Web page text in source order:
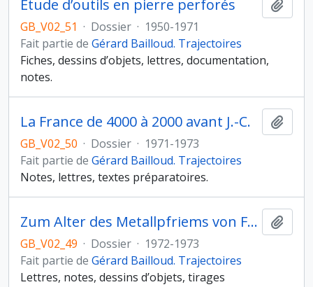
Etude d’outils en pierre perforés
GB_V02_51 · Dossier · 1950-1971
Fait partie de Gérard Bailloud. Trajectoires
Fiches, dessins d’objets, lettres, documentation,
notes.
La France de 4000 à 2000 avant J.-C.
GB_V02_50 · Dossier · 1971-1973
Fait partie de Gérard Bailloud. Trajectoires
Notes, lettres, textes préparatoires.
Zum Alter des Metallpfriems von Furdenheim
GB_V02_49 · Dossier · 1972-1973
Fait partie de Gérard Bailloud. Trajectoires
Lettres, notes, dessins d’objets, tirages